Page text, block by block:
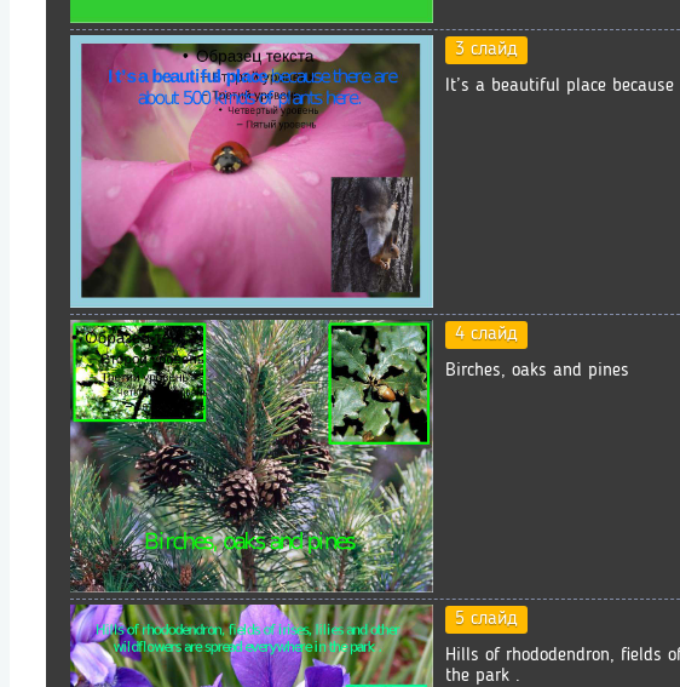
3 слайд
It’s a beautiful place
4 слайд
Birches, oaks and pines
5 слайд
Hills of rhododendron, fields
the park .